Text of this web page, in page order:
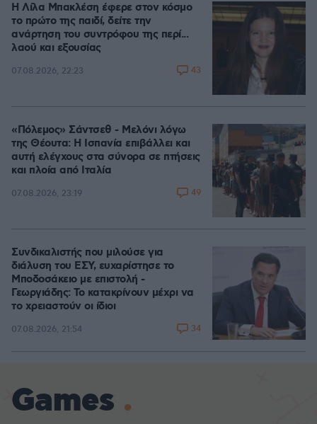
Η Λίλα Μπακλέση έφερε στον κόσμο
το πρώτο της παιδί, δείτε την
ανάρτηση του συντρόφου της περί...
λαού και εξουσίας
07.08.2026, 22:23 43
«Πόλεμος» Σάντσεθ - Μελόνι λόγω
της Θέουτα: Η Ισπανία επιβάλλει και
αυτή ελέγχους στα σύνορα σε πτήσεις
και πλοία από Ιταλία
07.08.2026, 23:19 49
Συνδικαλιστής που μιλούσε για
διάλυση του ΕΣΥ, ευχαρίστησε το
Μποδοσάκειο με επιστολή -
Γεωργιάδης: Το κατακρίνουν μέχρι να
το χρειαστούν οι ίδιοι
07.08.2026, 21:54 34
Games